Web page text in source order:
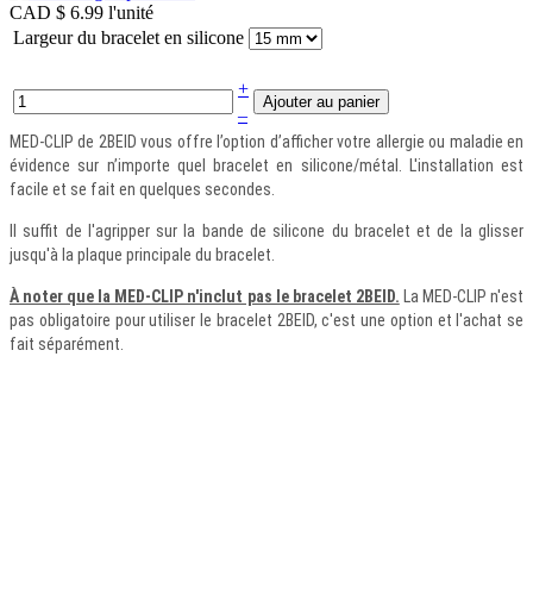
CAD $ 6.99 l'unité
Largeur du bracelet en silicone
+
–
MED-CLIP de 2BEID vous offre l’option d’afficher votre allergie ou maladie en
évidence sur n’importe quel bracelet en silicone/métal. L'installation est
facile et se fait en quelques secondes.
Il suffit de l'agripper sur la bande de silicone du bracelet et de la glisser
jusqu'à la plaque principale du bracelet.
À noter que la MED-CLIP n'inclut pas le bracelet 2BEID. La MED-CLIP n'est
pas obligatoire pour utiliser le bracelet 2BEID, c'est une option et l'achat se
fait séparément.